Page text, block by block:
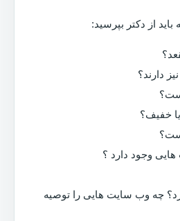
از دکتر بپرسید:
دارند؟
خفیف؟
وجود دارد ؟
چه وب سایت هایی را توصیه